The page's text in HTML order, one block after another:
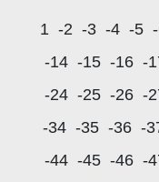
1 -2 -3 -4 -5
-14 -15 -16 -
-24 -25 -26 -
-34 -35 -36 -
-44 -45 -46 -